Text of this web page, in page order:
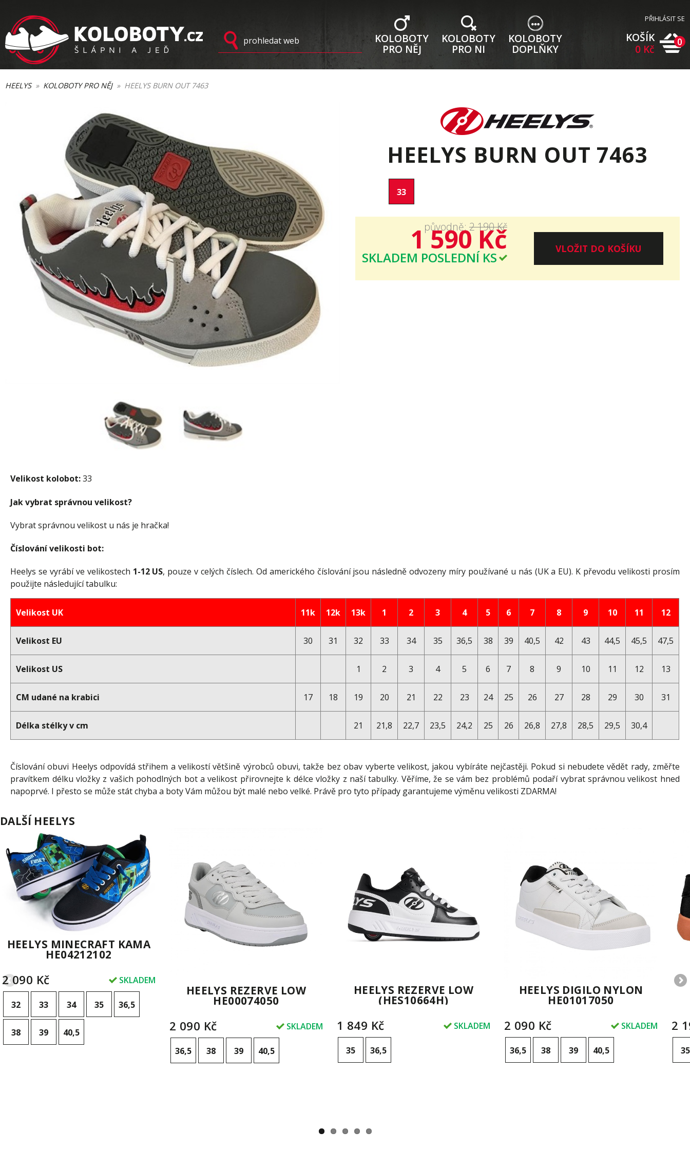
KOLOBOTY
PRO NĚJ
KOLOBOTY
PRO NI
KOLOBOTY
DOPLŇKY
PŘIHLÁSIT SE
0
KOŠÍK
0 Kč
HEELYS» KOLOBOTY PRO NĚJ» HEELYS BURN OUT 7463
HEELYS BURN OUT 7463
33
původně:2 190 Kč
1 590 Kč
SKLADEM POSLEDNÍ KS
VLOŽIT DO KOŠÍKU
Velikost kolobot:33
Jak vybrat správnou velikost?
Vybrat správnou velikost u nás je hračka!
Číslování velikosti bot:
Heelys se vyrábí ve velikostech 1-12 US, pouze v celých číslech. Od amerického číslování jsou následně odvozeny míry používané u nás (UK a EU). K převodu velikosti prosím
použijte následující tabulku:
Velikost UK 11k 12k 13k 1 2 3 4 5 6 7 8 9 10 11 12
Velikost EU 30 31 32 33 34 35 36,5 38 39 40,5 42 43 44,5 45,5 47,5
Velikost US 1 2 3 4 5 6 7 8 9 10 11 12 13
CM udané na krabici 17 18 19 20 21 22 23 24 25 26 27 28 29 30 31
Délka stélky v cm 21 21,8 22,7 23,5 24,2 25 26 26,8 27,8 28,5 29,5 30,4
Číslování obuvi Heelys odpovídá střihem a velikostí většině výrobců obuvi, takže bez obav vyberte velikost, jakou vybíráte nejčastěji. Pokud si nebudete vědět rady, změřte
pravítkem délku vložky z vašich pohodlných bot a velikost přirovnejte k délce vložky z naší tabulky. Věříme, že se vám bez problémů podaří vybrat správnou velikost hned
napoprvé. I přesto se může stát chyba a boty Vám můžou být malé nebo velké. Právě pro tyto případy garantujeme výměnu velikosti ZDARMA!
DALŠÍ HEELYS
HEELYS MINECRAFT KAMA
HE04212102
2 090 Kč SKLADEM
32 33 34 35 36,5
38 39 40,5
HEELYS REZERVE LOW
HE00074050
2 090 Kč SKLADEM
36,5 38 39 40,5
HEELYS REZERVE LOW
(HES10664H)
1 849 Kč SKLADEM
35 36,5
HEELYS DIGILO NYLON
HE01017050
2 090 Kč SKLADEM
36,5 38 39 40,5
2
35